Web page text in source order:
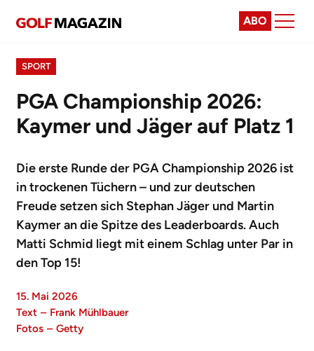
ABO
SPORT
PGA Championship 2026:
Kaymer und Jäger auf Platz 1
Die erste Runde der PGA Championship 2026 ist
in trockenen Tüchern – und zur deutschen
Freude setzen sich Stephan Jäger und Martin
Kaymer an die Spitze des Leaderboards. Auch
Matti Schmid liegt mit einem Schlag unter Par in
den Top 15!
15. Mai 2026
Text – Frank Mühlbauer
Fotos – Getty